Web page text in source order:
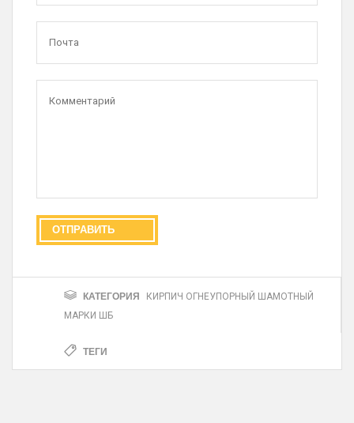
КАТЕГОРИЯ
КИРПИЧ ОГНЕУПОРНЫЙ ШАМОТНЫЙ
МАРКИ ШБ
ТЕГИ